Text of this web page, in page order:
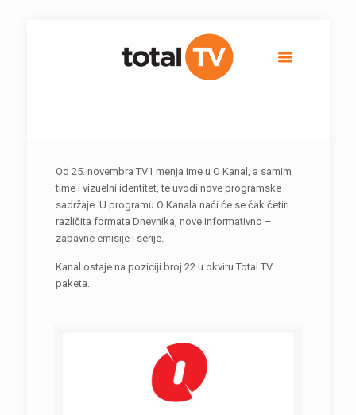
Od 25. novembra TV1 menja ime u O Kanal, a samim
time i vizuelni identitet, te uvodi nove programske
sadržaje. U programu O Kanala naći će se čak četiri
različita formata Dnevnika, nove informativno –
zabavne emisije i serije.
Kanal ostaje na poziciji broj 22 u okviru Total TV
paketa.